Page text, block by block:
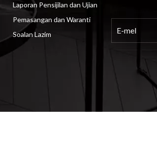
Laporan Pensijilan dan Ujian
Pemasangan dan Waranti
Soalan Lazim